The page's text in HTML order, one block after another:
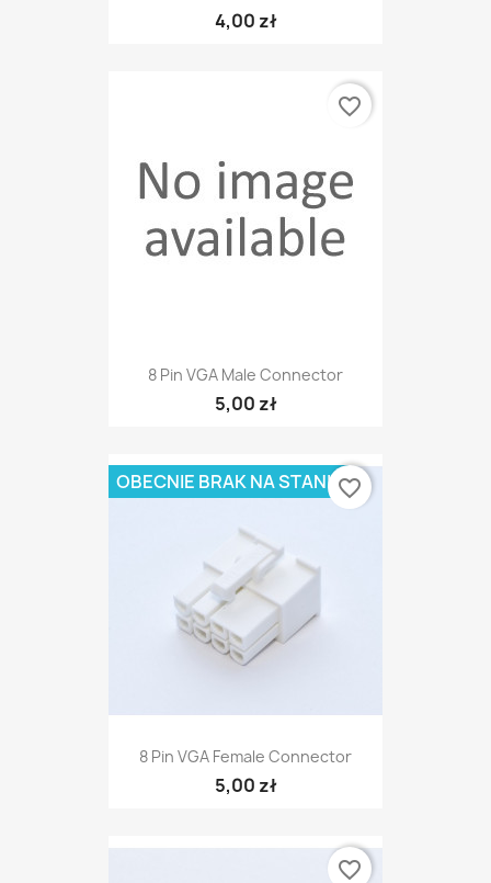
4,00 zł
8 Pin VGA Male Connector
5,00 zł
favorite_border
8 Pin VGA Female Connector
5,00 zł
OBECNIE BRAK NA STANIEfavorite_border
favorite_border